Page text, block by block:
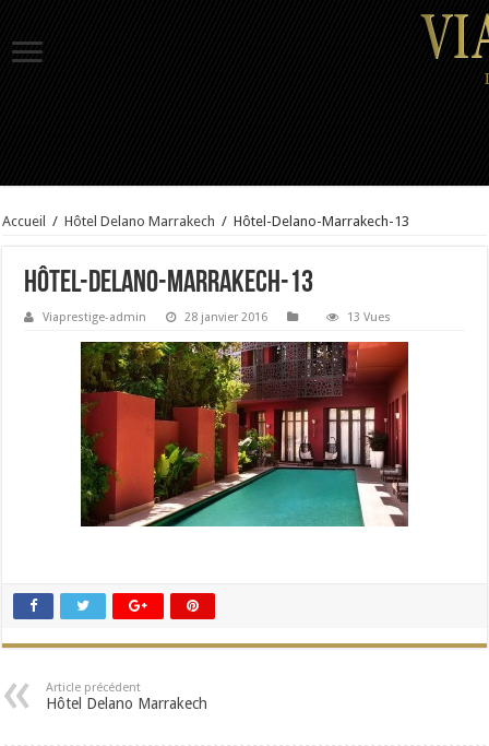
Accueil / Hôtel Delano Marrakech / Hôtel-Delano-Marrakech-13
Hôtel-Delano-Marrakech-13
Viaprestige-admin 28 janvier 2016 13 Vues
Article précédent
Hôtel Delano Marrakech